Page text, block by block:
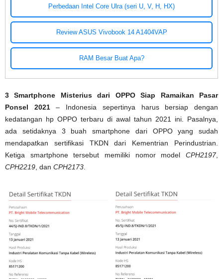
Perbedaan Intel Core Ulra (seri U, V, H, HX)
Review ASUS Vivobook 14 A1404VAP
RAM Besar Buat Apa?
3 Smartphone Misterius dari OPPO Siap Ramaikan Pasar
Ponsel 2021– Indonesia sepertinya harus bersiap dengan
kedatangan hp OPPO terbaru di awal tahun 2021 ini. Pasalnya,
ada setidaknya 3 buah smartphone dari OPPO yang sudah
mendapatkan sertifikasi TKDN dari Kementrian Perindustrian.
Ketiga smartphone tersebut memiliki nomor model CPH2197,
CPH2219 , dan CPH2173